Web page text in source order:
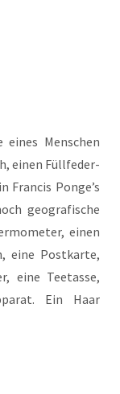
eines Men­schen
einen Füll­fe­der­
Fran­cis Ponge’s
geo­gra­fi­sche
einen
eine Post­kar­te,
eine Tee­tas­se,
Ein Haar